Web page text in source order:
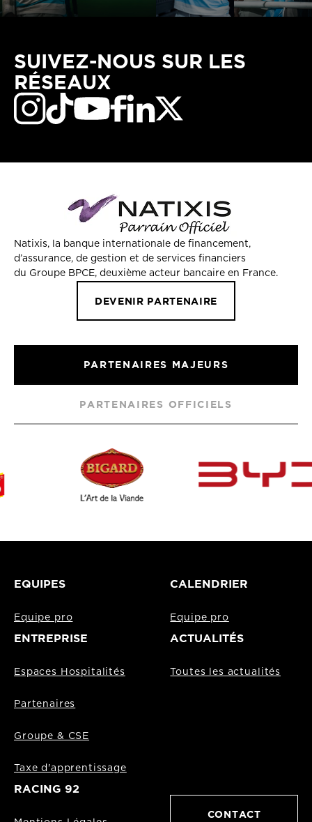
SUIVEZ-NOUS SUR LES
RÉSEAUX
Natixis, la banque internationale de financement,
d’assurance, de gestion et de services financiers
du Groupe BPCE, deuxième acteur bancaire en France.
DEVENIR PARTENAIRE
PARTENAIRES MAJEURS
PARTENAIRES OFFICIELS
EQUIPES
Equipe pro
CALENDRIER
Equipe pro
ENTREPRISE
Espaces Hospitalités
Partenaires
Groupe & CSE
Taxe d'apprentissage
ACTUALITÉS
Toutes les actualités
RACING 92
CONTACT